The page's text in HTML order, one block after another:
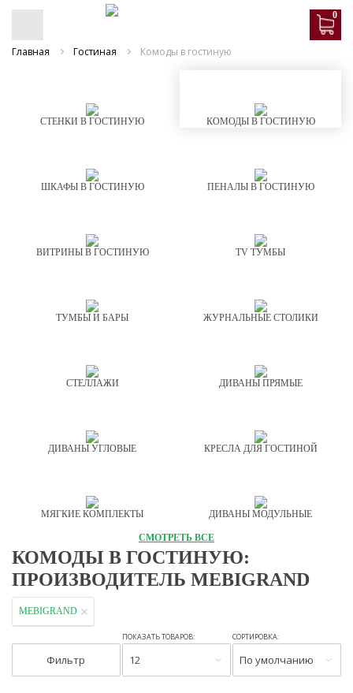
0
Главная Гостиная Комоды в гостиную
СТЕНКИ В ГОСТИНУЮ КОМОДЫ В ГОСТИНУЮ
ШКАФЫ В ГОСТИНУЮ ПЕНАЛЫ В ГОСТИНУЮ
ВИТРИНЫ В ГОСТИНУЮ TV ТУМБЫ
ТУМБЫ И БАРЫ ЖУРНАЛЬНЫЕ СТОЛИКИ
СТЕЛЛАЖИ ДИВАНЫ ПРЯМЫЕ
ДИВАНЫ УГЛОВЫЕ КРЕСЛА ДЛЯ ГОСТИНОЙ
МЯГКИЕ КОМПЛЕКТЫ ДИВАНЫ МОДУЛЬНЫЕ
СМОТРЕТЬ ВСЕ
КОМОДЫ В ГОСТИНУЮ:
ПРОИЗВОДИТЕЛЬ MEBIGRAND
MEBIGRAND
Фильтр
ПОКАЗАТЬ ТОВАРОВ:
12
СОРТИРОВКА:
По умолчанию